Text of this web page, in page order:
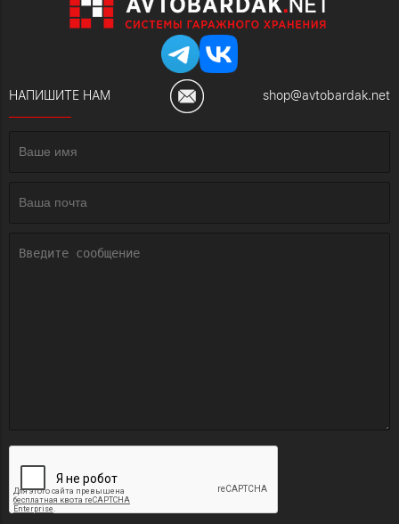
НАПИШИТЕ НАМ shop@avtobardak.net